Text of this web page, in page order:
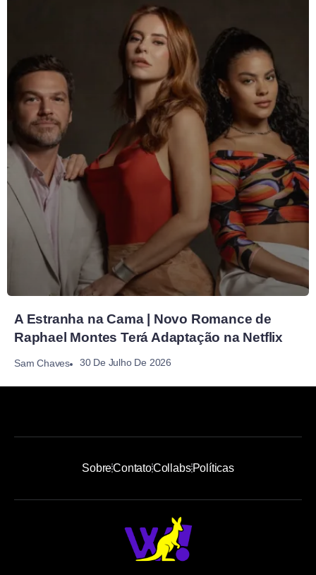
A Estranha na Cama | Novo Romance de
Raphael Montes Terá Adaptação na Netflix
Sam Chaves 30 De Julho De 2026
SobreContatoCollabsPolíticas